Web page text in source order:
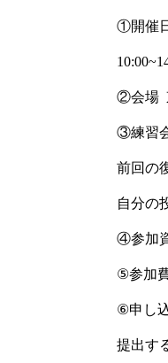
①開催
②会場
③練習
前回の
自分の
④参加
⑤参加
⑥申し
提出す